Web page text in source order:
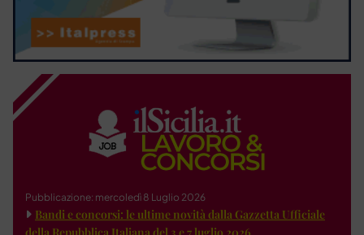
Pubblicazione: mercoledì 8 Luglio 2026
Bandi e concorsi: le ultime novità dalla Gazzetta Ufficiale